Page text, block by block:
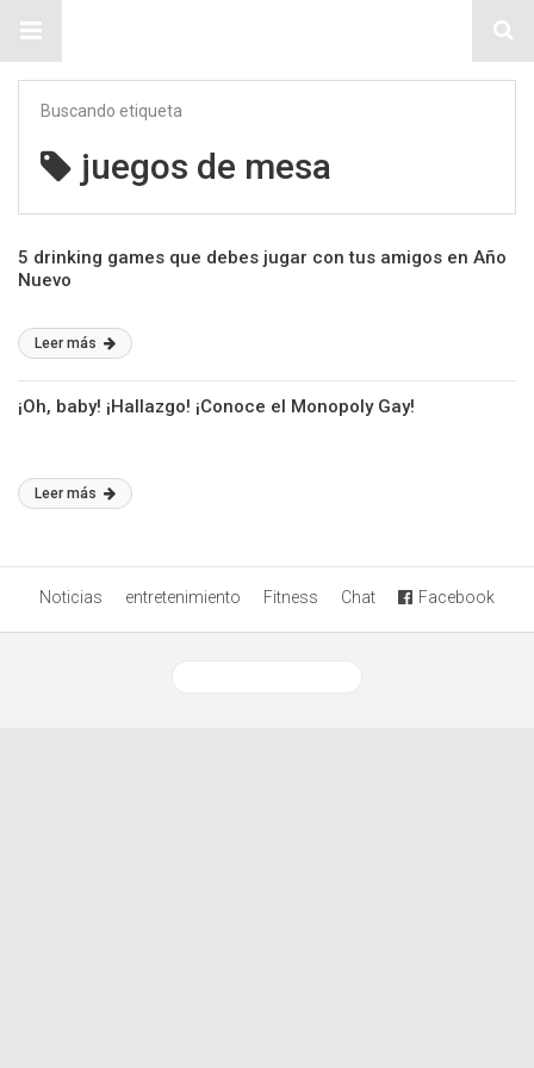
Buscando etiqueta
juegos de mesa
5 drinking games que debes jugar con tus amigos en Año
Nuevo
Leer más
¡Oh, baby! ¡Hallazgo! ¡Conoce el Monopoly Gay!
Leer más
Noticias entretenimiento Fitness Chat Facebook